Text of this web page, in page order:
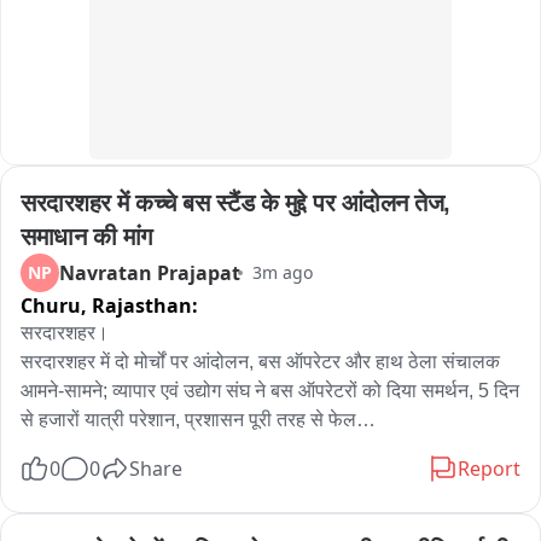
सरदारशहर में कच्चे बस स्टैंड के मुद्दे पर आंदोलन तेज,
समाधान की मांग
NP Navratan Prajapat 3m ago
Churu, Rajasthan:
सरदारशहर।
सरदारशहर में दो मोर्चों पर आंदोलन, बस ऑपरेटर और हाथ ठेला संचालक
आमने-सामने; व्यापार एवं उद्योग संघ ने बस ऑपरेटरों को दिया समर्थन, 5 दिन
से हजारों यात्री परेशान, प्रशासन पूरी तरह से फेल
सरदारशहर कच्चा बस स्टैंड की व्यवस्था और हाथ ठेला संचालकों को हटाने
एक ओर निजी बस ऑपरेटर कई 5 दिनों से कच्चा बस स्टैंड पर
0 0 Share Report